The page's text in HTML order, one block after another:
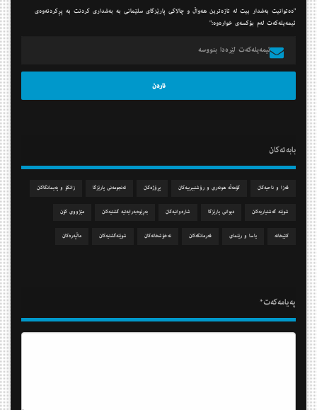
"ده‌توانیت به‌شدار بیت له‌ تازه‌ترین هه‌واڵ و چالاكی پارێزگای سلێمانی به‌ به‌شداری كردنت به‌ پڕكردنه‌وه‌ی
ئیمه‌یله‌كه‌ت له‌م بۆكسه‌ی خواره‌وه‌:"
بابه‌ته‌كان
قه‌زا و ناحیه‌كان كۆمه‌ڵه‌ هونه‌ری و رۆشنبیرییه‌كان پڕۆژه‌كان ئه‌نجومه‌نی پارێزگا زانكۆ و په‌یمانگاكان
شوێنه‌ گه‌شتیاریه‌كان دیوانی پارێزگا شاره‌وانیه‌كان به‌ڕێوه‌به‌رایه‌تیه‌ گشتیه‌كان مێژووی كۆن
كتێبخانه‌ یاسا و رێنمای فه‌رمانگه‌كان نه‌خۆشخانه‌كان شوێنه‌گشتیه‌كان ماڵپه‌ره‌كان
په‌یامه‌كه‌ت*